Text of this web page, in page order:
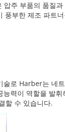
주 부품의 품질
부한 제조 파트
로 Harber는 네
력이 역할을 발
할 수 있습니다.